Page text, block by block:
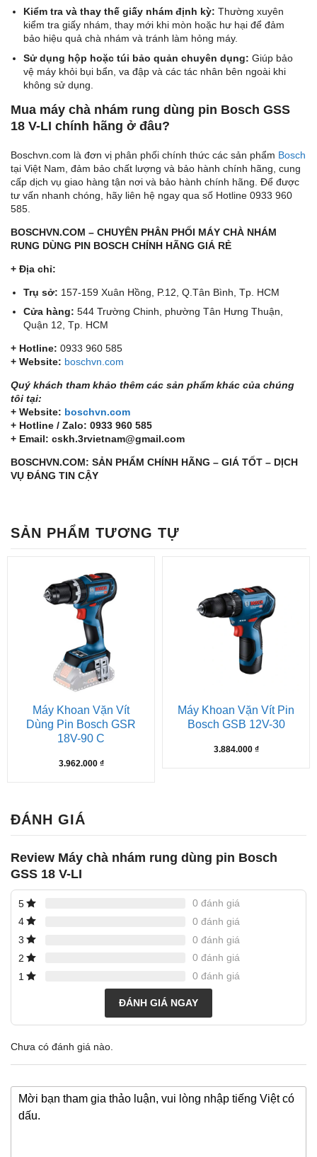
Kiểm tra và thay thế giấy nhám định kỳ: Thường xuyên
kiểm tra giấy nhám, thay mới khi mòn hoặc hư hại để đảm
bảo hiệu quả chà nhám và tránh làm hỏng máy.
Sử dụng hộp hoặc túi bảo quản chuyên dụng: Giúp bảo
vệ máy khỏi bụi bẩn, va đập và các tác nhân bên ngoài khi
không sử dụng.
Mua máy chà nhám rung dùng pin Bosch GSS
18 V-LI chính hãng ở đâu?
Boschvn.com là đơn vị phân phối chính thức các sản phẩm Bosch
tại Việt Nam, đảm bảo chất lượng và bảo hành chính hãng, cung
cấp dịch vụ giao hàng tận nơi và bảo hành chính hãng. Để được
tư vấn nhanh chóng, hãy liên hệ ngay qua số Hotline 0933 960
585.
BOSCHVN.COM – CHUYÊN PHÂN PHỐI MÁY CHÀ NHÁM
RUNG DÙNG PIN BOSCH CHÍNH HÃNG GIÁ RẺ
+ Địa chỉ:
Trụ sở: 157-159 Xuân Hồng, P.12, Q.Tân Bình, Tp. HCM
Cửa hàng: 544 Trường Chinh, phường Tân Hưng Thuận,
Quận 12, Tp. HCM
+ Hotline: 0933 960 585
+ Website: boschvn.com
Quý khách tham khảo thêm các sản phẩm khác của chúng
tôi tại:
+ Website: boschvn.com
+ Hotline / Zalo: 0933 960 585
+ Email: cskh.3rvietnam@gmail.com
BOSCHVN.COM: SẢN PHẨM CHÍNH HÃNG – GIÁ TỐT – DỊCH
VỤ ĐÁNG TIN CẬY
SẢN PHẨM TƯƠNG TỰ
Máy Khoan Vặn Vít
Dùng Pin Bosch GSR
18V-90 C
3.962.000 ₫
Máy Khoan Vặn Vít Pin
Bosch GSB 12V-30
3.884.000 ₫
ĐÁNH GIÁ
Review Máy chà nhám rung dùng pin Bosch
GSS 18 V-LI
5
0 đánh giá
4
0 đánh giá
3
0 đánh giá
2
0 đánh giá
1
0 đánh giá
ĐÁNH GIÁ NGAY
Chưa có đánh giá nào.